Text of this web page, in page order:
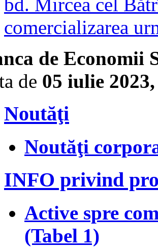
comercializarea
de Economii
de 05 iulie
Noutăţi
Noutăţi
INFO privind
Active spre
(Tabel 1)